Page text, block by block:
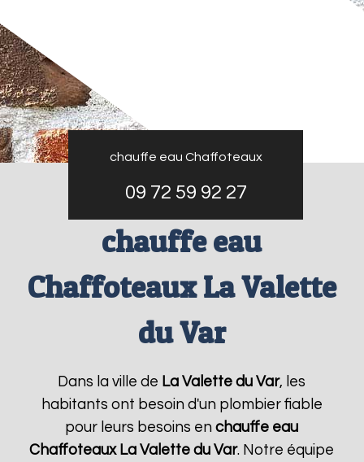
chauffe eau Chaffoteaux
09 72 59 92 27
chauffe eau
Chaffoteaux La Valette
du Var
Dans la ville de La Valette du Var, les
habitants ont besoin d'un plombier fiable
pour leurs besoins enchauffe eau
Chaffoteaux La Valette du Var. Notre équipe